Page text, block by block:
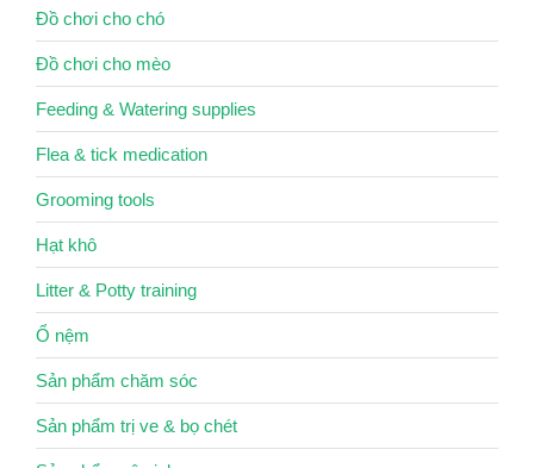
Đồ chơi cho chó
Đồ chơi cho mèo
Feeding & Watering supplies
Flea & tick medication
Grooming tools
Hạt khô
Litter & Potty training
Ổ nệm
Sản phẩm chăm sóc
Sản phẩm trị ve & bọ chét